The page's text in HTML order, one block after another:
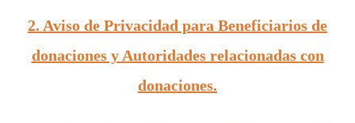
2. Aviso de Privacidad para Beneficiarios de
donaciones y Autoridades relacionadas con
donaciones.